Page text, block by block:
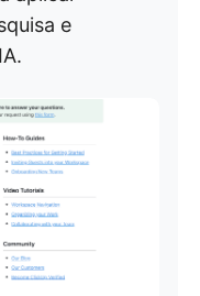
e